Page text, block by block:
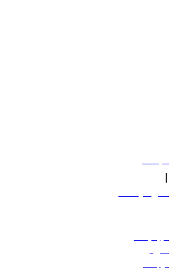
سياساتنا
|
الشروط والأحكام
حجز الرحلات
العروض
الوجهات